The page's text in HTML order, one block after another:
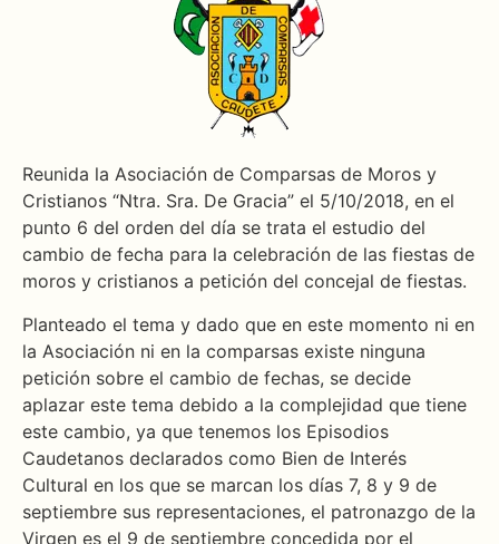
Reunida la Asociación de Comparsas de Moros y
Cristianos “Ntra. Sra. De Gracia” el 5/10/2018, en el
punto 6 del orden del día se trata el estudio del
cambio de fecha para la celebración de las fiestas de
moros y cristianos a petición del concejal de fiestas.
Planteado el tema y dado que en este momento ni en
la Asociación ni en la comparsas existe ninguna
petición sobre el cambio de fechas, se decide
aplazar este tema debido a la complejidad que tiene
este cambio, ya que tenemos los Episodios
Caudetanos declarados como Bien de Interés
Cultural en los que se marcan los días 7, 8 y 9 de
septiembre sus representaciones, el patronazgo de la
Virgen es el 9 de septiembre concedida por el